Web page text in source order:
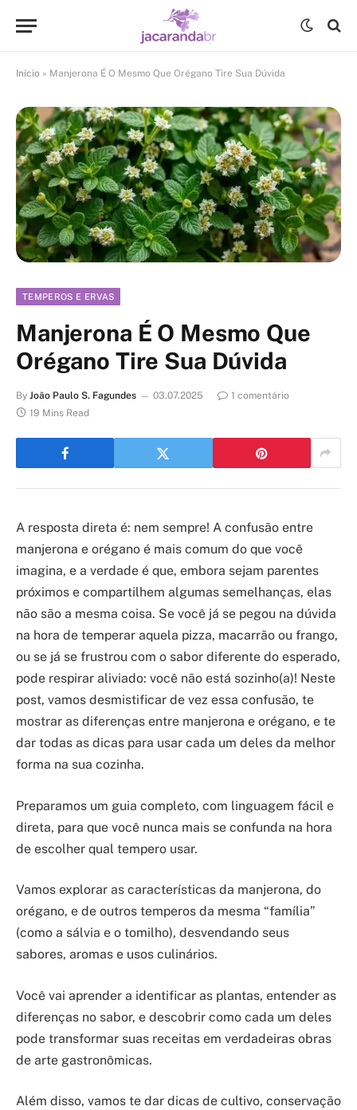
Início » Manjerona É O Mesmo Que Orégano Tire Sua Dúvida
TEMPEROS E ERVAS
Manjerona É O Mesmo Que
Orégano Tire Sua Dúvida
By João Paulo S. Fagundes 03.07.2025
1 comentário
19 Mins Read
A resposta direta é: nem sempre! A confusão entre
manjerona e orégano é mais comum do que você
imagina, e a verdade é que, embora sejam parentes
próximos e compartilhem algumas semelhanças, elas
não são a mesma coisa. Se você já se pegou na dúvida
na hora de temperar aquela pizza, macarrão ou frango,
ou se já se frustrou com o sabor diferente do esperado,
pode respirar aliviado: você não está sozinho(a)! Neste
post, vamos desmistificar de vez essa confusão, te
mostrar as diferenças entre manjerona e orégano, e te
dar todas as dicas para usar cada um deles da melhor
forma na sua cozinha.
Preparamos um guia completo, com linguagem fácil e
direta, para que você nunca mais se confunda na hora
de escolher qual tempero usar.
Vamos explorar as características da manjerona, do
orégano, e de outros temperos da mesma “família”
(como a sálvia e o tomilho), desvendando seus
sabores, aromas e usos culinários.
Você vai aprender a identificar as plantas, entender as
diferenças no sabor, e descobrir como cada um deles
pode transformar suas receitas em verdadeiras obras
de arte gastronômicas.
Além disso, vamos te dar dicas de cultivo, conservação